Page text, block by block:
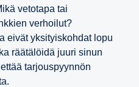
vetotapa tai
verhoilut?
eivät yksityiskohdat lopu
räätälöidä juuri sinun
tarjouspyynnön